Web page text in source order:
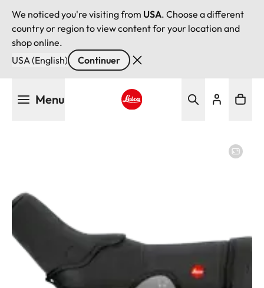
We noticed you're visiting from USA. Choose a different
country or region to view content for your location and
shop online.
USA (English)
Continuer
Menu